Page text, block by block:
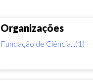
Organizações
Fundação de Ciência...(1)